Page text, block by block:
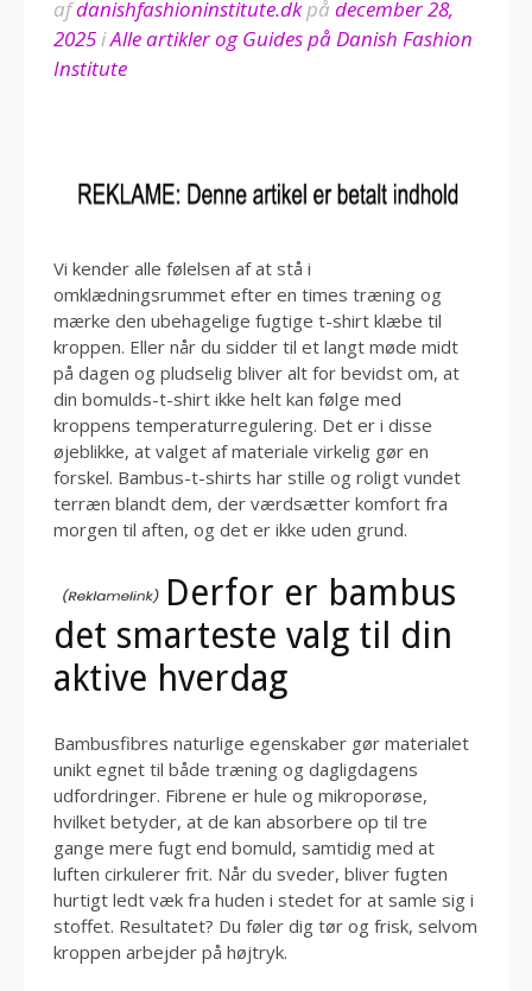
afdanishfashioninstitute.dkpå december 28,
2025iAlle artikler og Guides på Danish Fashion
Institute
Vi kender alle følelsen af at stå i
omklædningsrummet efter en times træning og
mærke den ubehagelige fugtige t-shirt klæbe til
kroppen. Eller når du sidder til et langt møde midt
på dagen og pludselig bliver alt for bevidst om, at
din bomulds-t-shirt ikke helt kan følge med
kroppens temperaturregulering. Det er i disse
øjeblikke, at valget af materiale virkelig gør en
forskel. Bambus-t-shirts har stille og roligt vundet
terræn blandt dem, der værdsætter komfort fra
morgen til aften, og det er ikke uden grund.
Derfor er bambus
det smarteste valg til din
aktive hverdag
Bambusfibres naturlige egenskaber gør materialet
unikt egnet til både træning og dagligdagens
udfordringer. Fibrene er hule og mikroporøse,
hvilket betyder, at de kan absorbere op til tre
gange mere fugt end bomuld, samtidig med at
luften cirkulerer frit. Når du sveder, bliver fugten
hurtigt ledt væk fra huden i stedet for at samle sig i
stoffet. Resultatet? Du føler dig tør og frisk, selvom
kroppen arbejder på højtryk.